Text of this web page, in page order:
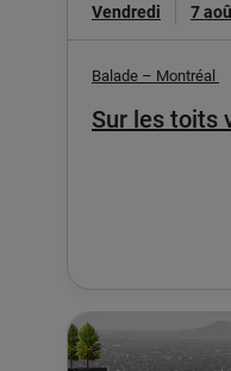
Vendredi 7
Balade – Montréal
Sur les toits